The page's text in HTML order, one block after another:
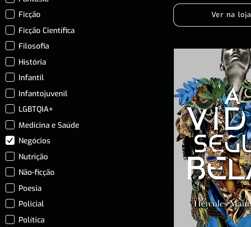
Ficção
Ficção Científica
Filosofia
História
Infantil
Infantojuvenil
LGBTQIA+
Medicina e Saúde
Negócios
Nutrição
Não-ficção
Poesia
Policial
Política
Ver na loja